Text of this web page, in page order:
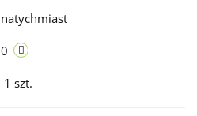
natychmiast
0
1 szt.